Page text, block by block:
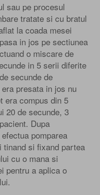
sau pe procesul
tratate si cu bratul
la coada mesei
in jos pe sectiunea
o miscare de
in 5 serii diferite
secunde de
presata in jos nu
era compus din 5
20 de secunde, 3
Dupa
pomparea
tinand si fixand partea
cu o mana si
pentru a aplica o